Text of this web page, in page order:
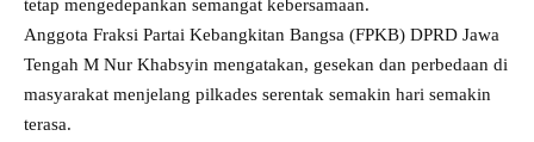
tetap mengedepankan semangat kebersamaan.
Anggota Fraksi Partai Kebangkitan Bangsa (FPKB) DPRD Jawa
Tengah M Nur Khabsyin mengatakan, gesekan dan perbedaan di
masyarakat menjelang pilkades serentak semakin hari semakin
terasa.